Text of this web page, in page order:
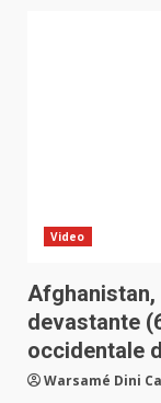
Video
devastante
occidentale
Warsamé Dini